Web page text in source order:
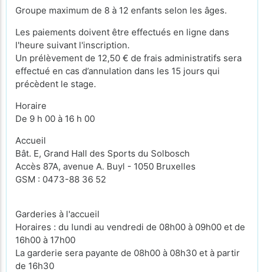
Groupe maximum de 8 à 12 enfants selon les âges.
Les paiements doivent être effectués en ligne dans
l'heure suivant l'inscription.
Un prélèvement de 12,50 € de frais administratifs sera
effectué en cas d’annulation dans les 15 jours qui
précèdent le stage.
Horaire
De 9 h 00 à 16 h 00
Accueil
Bât. E, Grand Hall des Sports du Solbosch
Accès 87A, avenue A. Buyl - 1050 Bruxelles
GSM : 0473-88 36 52
Garderies à l'accueil
Horaires : du lundi au vendredi de 08h00 à 09h00 et de
16h00 à 17h00
La garderie sera payante de 08h00 à 08h30 et à partir
de 16h30